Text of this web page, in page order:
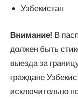
Узбекистан
Внимание! В
должен быть
выезда за
граждане
исключительно